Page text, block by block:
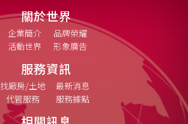
關於世界
企業簡介
品牌榮耀
活動世界
形象廣告
服務資訊
找廠房/土地
最新消息
代管服務
服務據點